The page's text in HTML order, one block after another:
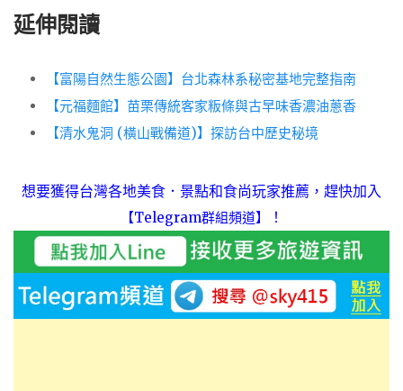
延伸閱讀
【富陽自然生態公園】台北森林系秘密基地完整指南
【元福麵館】苗栗傳統客家粄條與古早味香濃油蔥香
【清水鬼洞 (橫山戰備道)】探訪台中歷史秘境
想要獲得台灣各地美食．景點和食尚玩家推薦，趕快加入
【Telegram群組頻道】 ！